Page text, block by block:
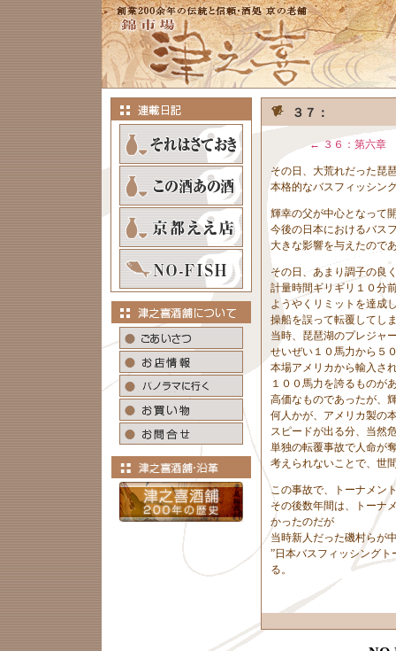
３７：
← ３６：第六章
その日、大荒れだった琵
本格的なバスフィッシン
輝幸の父が中心となって
今後の日本におけるバス
大きな影響を与えたので
その日、あまり調子の良
計量時間ギリギリ１０分
ようやくリミットを達成
操船を誤って転覆してし
当時、琵琶湖のプレジャ
せいぜい１０馬力から５
本場アメリカから輸入さ
１００馬力を誇るものが
高価なものであったが、
何人かが、アメリカ製の
スピードが出る分、当然
単独の転覆事故で人命が
考えられないことで、世
この事故で、トーナメン
その後数年間は、トーナ
かったのだが
当時新人だった磯村らが
”日本バスフィッシング
る。